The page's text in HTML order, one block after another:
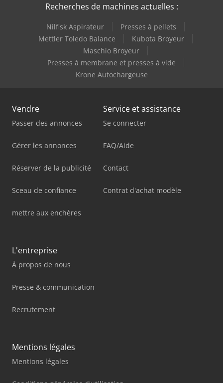
Recherches de machines actuelles :
Nilfisk Aspirateur
Presses à pellets
Mettler Toledo Balance
Kubota Broyeur
Maschio Broyeur
Presses à membrane et presses à vide
Krone Autochargeuse
Vendre
Passer des annonces
Gérer les annonces
Réserver de la publicité
Sceau de confiance
mettre aux enchères
Service et assistance
Se connecter
FAQ/Aide
Contact
Contrat d'achat modèle
L'entreprise
À propos de nous
Presse & communication
Recrutement
Mentions légales
Mentions légales